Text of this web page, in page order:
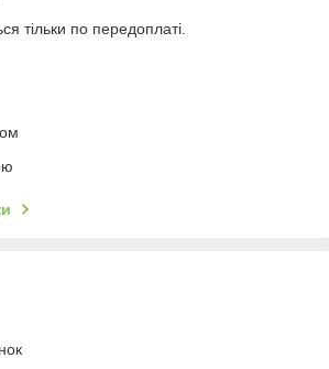
тільки по передоплаті.